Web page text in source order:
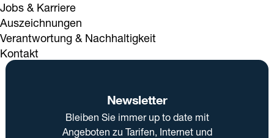
Jobs & Karriere
Auszeichnungen
Verantwortung & Nachhaltigkeit
Kontakt
Newsletter
Bleiben Sie immer up to date mit
Angeboten zu Tarifen, Internet und